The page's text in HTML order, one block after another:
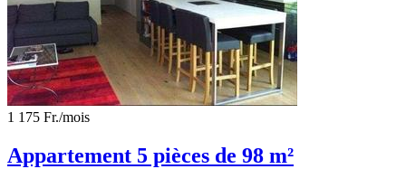
1 175 Fr./mois
Appartement 5 pièces de 98 m²